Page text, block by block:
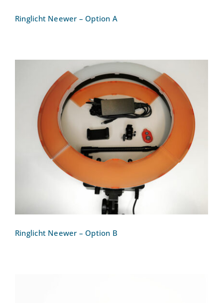
Ringlicht Neewer – Option A
Ringlicht Neewer – Option B
Ringlicht Neewer – Option B